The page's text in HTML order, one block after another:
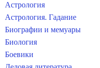
Астрология
Астрология. Гадание
Биографии и мемуары
Биология
Боевики